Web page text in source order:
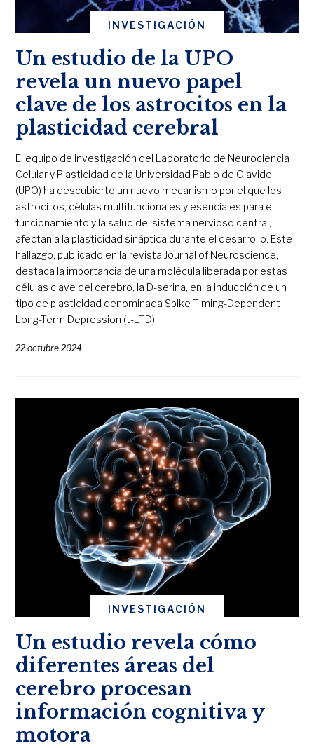
INVESTIGACIÓN
Un estudio de la UPO
revela un nuevo papel
clave de los astrocitos en la
plasticidad cerebral
El equipo de investigación del Laboratorio de Neurociencia
Celular y Plasticidad de la Universidad Pablo de Olavide
(UPO) ha descubierto un nuevo mecanismo por el que los
astrocitos, células multifuncionales y esenciales para el
funcionamiento y la salud del sistema nervioso central,
afectan a la plasticidad sináptica durante el desarrollo. Este
hallazgo, publicado en la revista Journal of Neuroscience,
destaca la importancia de una molécula liberada por estas
células clave del cerebro, la D-serina, en la inducción de un
tipo de plasticidad denominada Spike Timing-Dependent
Long-Term Depression (t-LTD).
22 octubre 2024
INVESTIGACIÓN
Un estudio revela cómo
diferentes áreas del
cerebro procesan
información cognitiva y
motora